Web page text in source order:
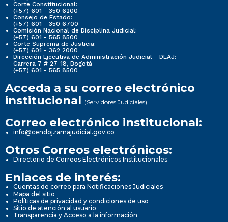
Corte Constitucional:
(+57) 601 - 350 6200
Consejo de Estado:
(+57) 601 - 350 6700
Comisión Nacional de Disciplina Judicial:
(+57) 601 - 565 8500
Corte Suprema de Justicia:
(+57) 601 - 362 2000
Dirección Ejecutiva de Administración Judicial - DEAJ:
Carrera 7 # 27-18, Bogotá
(+57) 601 - 565 8500
Acceda a su correo electrónico
institucional (Servidores Judiciales)
Correo electrónico institucional:
info@cendoj.ramajudicial.gov.co
Otros Correos electrónicos:
Directorio de Correos Electrónicos Institucionales
Enlaces de interés:
Cuentas de correo para Notificaciones Judiciales
Mapa del sitio
Políticas de privacidad y condiciones de uso
Sitio de atención al usuario
Transparencia y Acceso a la información